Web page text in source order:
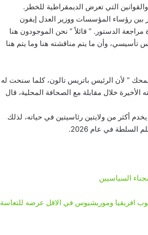
والقوانين التي تعرض الديمقراطية للخطر.
من بوني يايي بعد اجتماع عقد في 26 ديسمبر بين رؤساء المؤسسات ووزير العدل إيفون
الدستور. ” قائلاً ” نحن الموجودون هنا
تأسيسي، وأن ما يتم مناقشته هنا وما يتم هنا
” لأن الرئيس باتريس تالون، كلما سنحت له
الأخيرة خلال مقابلة مع الصحافة المحلية، قال
أكثر من ولايتين رئاسيتين في حياته، لذلك
افريقيا وموريشيوس في الاقل عرضه للتعاسة